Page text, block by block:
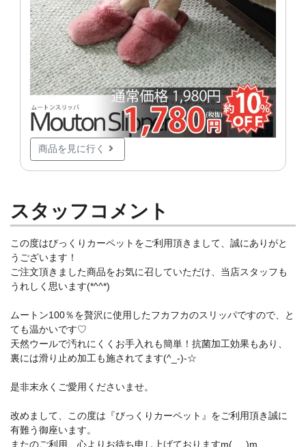
商品を見に行く
スタッフコメント
この度はびっくりカーペットをご利用頂きまして、誠にありがと
うございます！
ご注文頂きました商品をお気に召していただけ、当店スタッフも
うれしく思います(*^^*)
ムートン100％を贅沢に使用したフカフカのスリッパですので、と
ても温かいです♡
天然ウールで汚れにくくお手入れも簡単！抗菌加工効果もあり、
裏には滑り止め加工も施されてます(^_-)-☆
是非末永くご愛用くださいませ。
改めまして、この度は『びっくりカーペット』をご利用頂き誠に
有難う御座います。
またのご利用、心よりお待ち申し上げておりますm(_ _)m